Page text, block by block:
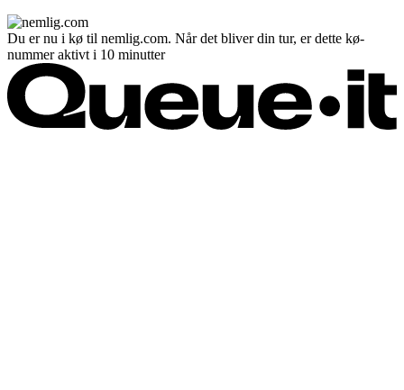
Du er nu i kø til nemlig.com. Når det bliver din tur, er dette kø-
nummer aktivt i 10 minutter